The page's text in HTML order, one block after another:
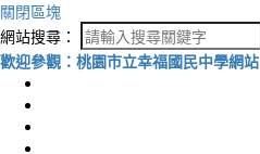
關閉區塊
網站搜尋：
歡迎參觀：桃園市立幸福國民中學網站